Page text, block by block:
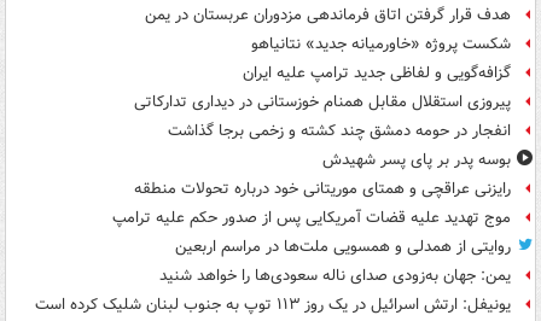
هدف قرار گرفتن اتاق‌ فرماندهی مزدوران عربستان در یمن
شکست پروژه «خاورمیانه جدید» نتانیاهو
گزافه‌گویی و لفاظی جدید ترامپ علیه ایران
پیروزی استقلال مقابل همنام خوزستانی در دیداری تدارکاتی
انفجار در حومه دمشق چند کشته و زخمی برجا گذاشت
بوسه‌ پدر بر پای پسر شهیدش
رایزنی عراقچی و همتای موریتانی خود درباره تحولات منطقه
موج تهدید علیه قضات آمریکایی پس از صدور حکم علیه ترامپ
روایتی از همدلی و همسویی ملت‌ها در مراسم اربعین
یمن: جهان به‌زودی صدای ناله سعودی‌ها را خواهد شنید
یونیفل: ارتش اسرائیل در یک روز ۱۱۳ توپ به جنوب لبنان شلیک کرده است